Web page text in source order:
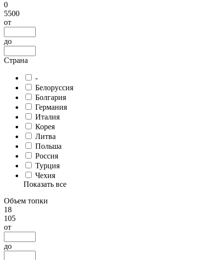
0
5500
от
до
Страна
-
Белоруссия
Болгария
Германия
Италия
Корея
Литва
Польша
Россия
Турция
Чехия
Показать все
Объем топки
18
105
от
до